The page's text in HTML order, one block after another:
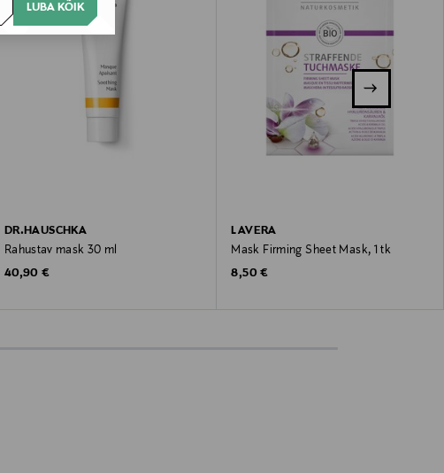
LUBA KÕIK
DR.HAUSCHKA
Rahustav mask 30 ml
Original Price
40,90 €
LAVERA
Mask Firming Sheet Mask, 1 tk
Original Price
8,50 €